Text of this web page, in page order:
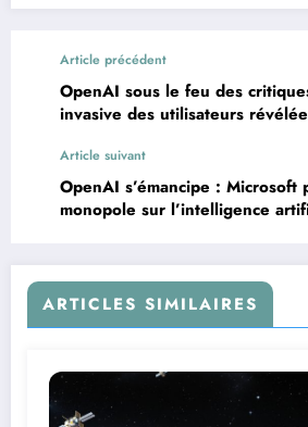
Article précédent
OpenAI sous le feu des
invasive des utilisateurs révélée
Article suivant
OpenAI s’émancipe : Microsoft
monopole sur l’intelligence
ARTICLES SIMILAIRES